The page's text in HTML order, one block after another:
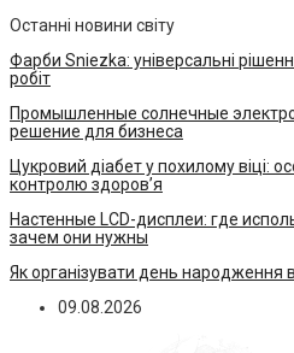
Останні новини світу
Фарби Sniezka: універсальні
робіт
Промышленные солнечные
решение для бизнеса
Цукровий діабет у похилому віці:
контролю здоров’я
Настенные LCD-дисплеи: где
зачем они нужны
Як організувати день народження
09.08.2026